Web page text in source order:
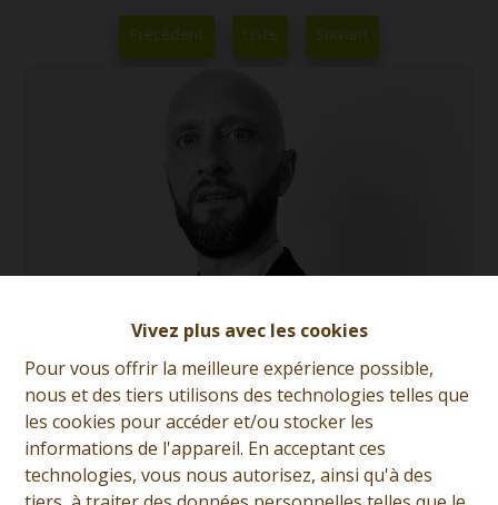
Vivez plus avec les cookies
Pour vous offrir la meilleure expérience possible,
nous et des tiers utilisons des technologies telles que
les cookies pour accéder et/ou stocker les
informations de l'appareil. En acceptant ces
technologies, vous nous autorisez, ainsi qu'à des
Précédent Liste Suivant
José Mafrici
Demande d'informations